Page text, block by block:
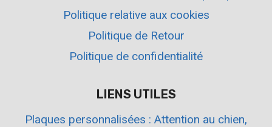
Politique relative aux cookies
Politique de Retour
Politique de confidentialité
LIENS UTILES
Plaques personnalisées : Attention au chien,